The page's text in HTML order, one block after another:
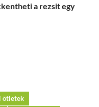
a rezsit egy
ötletek